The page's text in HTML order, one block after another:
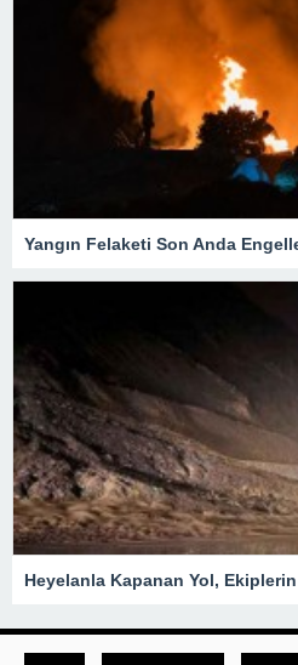
Yangın Felaketi Son Anda
Heyelanla Kapanan Yol,